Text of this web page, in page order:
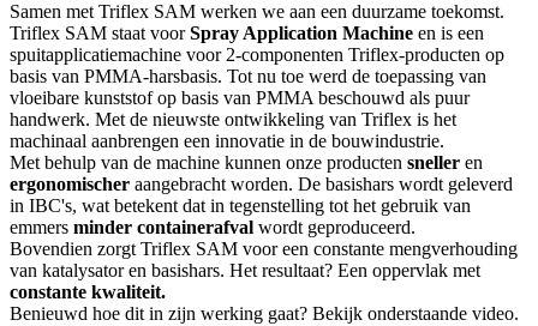
Samen met Triflex SAM werken we aan een duurzame toekomst.
Triflex SAM staat voorSpray Application Machine en is een
spuitapplicatiemachine voor 2-componenten Triflex-producten op
basis van PMMA-harsbasis. Tot nu toe werd de toepassing van
vloeibare kunststof op basis van PMMA beschouwd als puur
handwerk. Met de nieuwste ontwikkeling van Triflex is het
machinaal aanbrengen een innovatie in de bouwindustrie.
Met behulp van de machine kunnen onze producten sneller en
ergonomischer aangebracht worden. De basishars wordt geleverd
in IBC's, wat betekent dat in tegenstelling tot het gebruik van
emmers minder containerafval wordt geproduceerd.
Bovendien zorgt Triflex SAM voor een constante mengverhouding
van katalysator en basishars. Het resultaat? Een oppervlak met
constante kwaliteit.
Benieuwd hoe dit in zijn werking gaat? Bekijk onderstaande video.